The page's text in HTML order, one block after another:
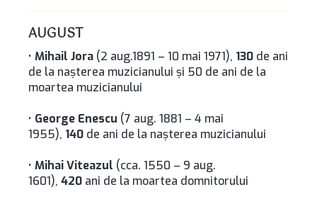
AUGUST
• Mihail Jora (2 aug.1891 – 10 mai 1971), 130 de ani
de la naşterea muzicianului și 50 de ani de la
moartea muzicianului
• George Enescu (7 aug. 1881 – 4 mai
1955), 140 de ani de la naşterea muzicianului
• Mihai Viteazul (cca. 1550 – 9 aug.
1601), 420 ani de la moartea domnitorului